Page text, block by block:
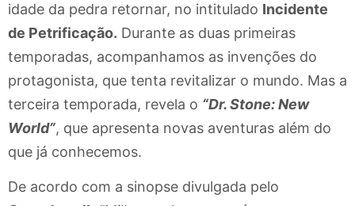
idade da pedra retornar, no intitulado Incidente
de Petrificação. Durante as duas primeiras
temporadas, acompanhamos as invenções do
protagonista, que tenta revitalizar o mundo. Mas a
terceira temporada, revela o “Dr. Stone: New
World”, que apresenta novas aventuras além do
que já conhecemos.
De acordo com a sinopse divulgada pelo